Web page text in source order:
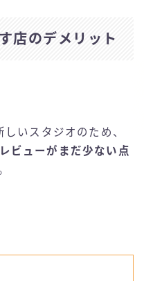
店のデメリット
いスタジオのため、
ビューがまだ少ない点